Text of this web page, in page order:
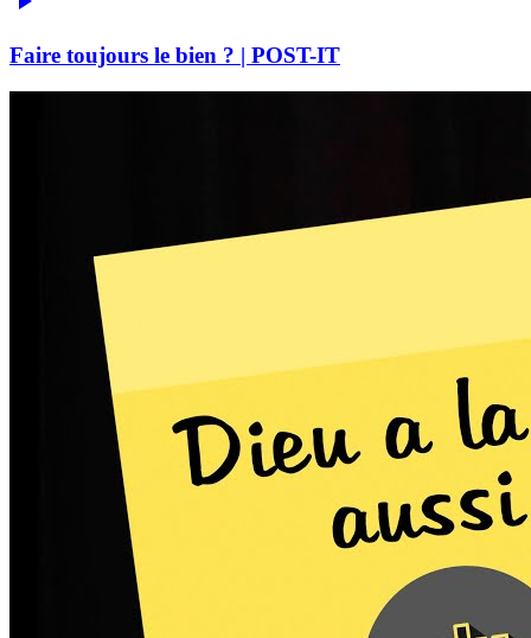
Faire toujours le bien ? | POST-IT